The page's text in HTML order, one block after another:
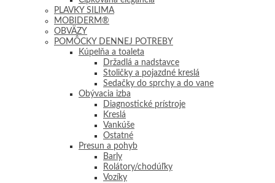
PLAVKY SILIMA
MOBIDERM®
OBVÄZY
POMÔCKY DENNEJ POTREBY
Kúpelňa a toaleta
Držadlá a nadstavce
Stoličky a pojazdné kreslá
Sedačky do sprchy a do vane
Obývacia izba
Diagnostické prístroje
Kreslá
Vankúše
Ostatné
Presun a pohyb
Barly
Rolátory/chodúľky
Vozíky